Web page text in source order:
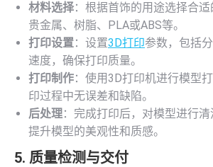
材料选择：根据首饰的用途选择合适
贵金属、树脂、PLA或ABS等。
打印设置：设置3D打印参数，包括
速度，确保打印质量。
打印制作：使用3D打印机进行模型
印过程中无误差和缺陷。
后处理：完成打印后，对模型进行清
提升模型的美观性和质感。
5. 质量检测与交付